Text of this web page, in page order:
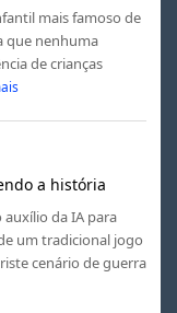
mais famoso de
que nenhuma
de crianças
a história
auxílio da IA para
um tradicional jogo
cenário de guerra